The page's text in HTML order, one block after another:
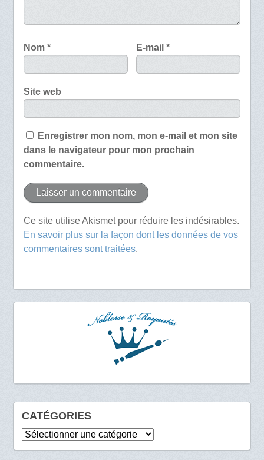
Nom * E-mail*
Site web
Enregistrer mon nom, mon e-mail et mon site
dans le navigateur pour mon prochain
commentaire.
Ce site utilise Akismet pour réduire les indésirables.
En savoir plus sur la façon dont les données de vos
commentaires sont traitées.
CATÉGORIES
Catégories